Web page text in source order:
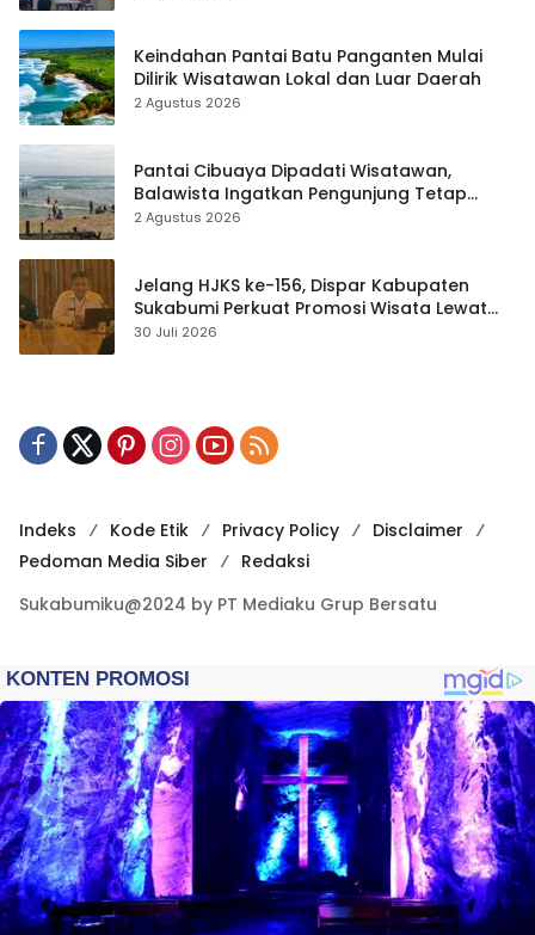
Keindahan Pantai Batu Panganten Mulai
Dilirik Wisatawan Lokal dan Luar Daerah
2 Agustus 2026
Pantai Cibuaya Dipadati Wisatawan,
Balawista Ingatkan Pengunjung Tetap
Waspada
2 Agustus 2026
Jelang HJKS ke-156, Dispar Kabupaten
Sukabumi Perkuat Promosi Wisata Lewat
Publikasi Digital
30 Juli 2026
Indeks Kode Etik Privacy Policy
Disclaimer
Pedoman Media Siber
Redaksi
Sukabumiku@2024 by PT Mediaku Grup Bersatu